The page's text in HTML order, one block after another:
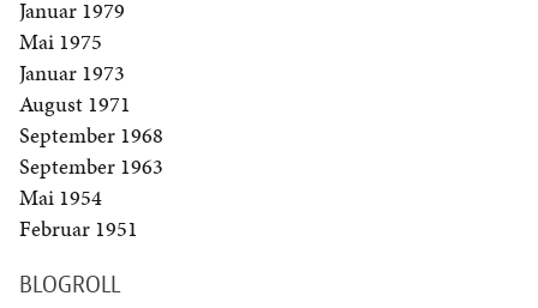
Januar 1979
Mai 1975
Januar 1973
August 1971
September 1968
September 1963
Mai 1954
Februar 1951
BLOGROLL